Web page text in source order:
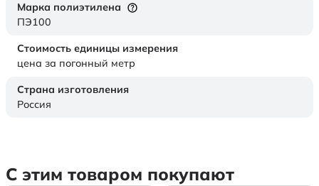
Марка полиэтилена
ПЭ100
Стоимость единицы измерения
цена за погонный метр
Страна изготовления
Россия
С этим товаром покупают